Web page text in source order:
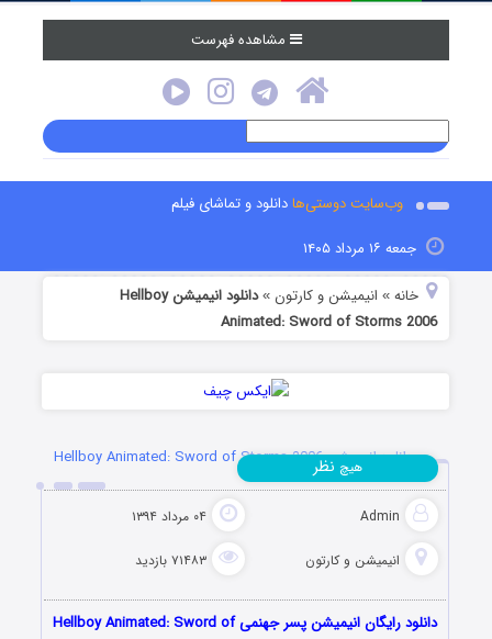
مشاهده فهرست
وب‌سایت دوستی‌هادانلود و تماشای فیلم
جمعه ۱۶ مرداد ۱۴۰۵
خانه » انیمیشن و کارتون »
دانلود انیمیشن Hellboy
Animated: Sword of Storms 2006
دانلود انیمیشن Hellboy Animated: Sword of Storms 2006
Admin ۰۴ مرداد ۱۳۹۴
انیمیشن و کارتون ۷۱۴۸۳ بازدید
هیچ نظر
دانلود رایگان انیمیشن پسر جهنمی Hellboy Animated: Sword of